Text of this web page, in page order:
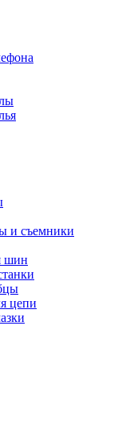
и съемники
шин
цепи